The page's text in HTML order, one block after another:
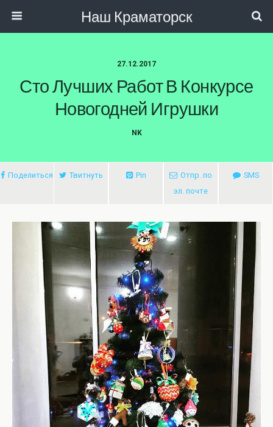
Наш Краматорск
27.12.2017
Сто Лучших Работ В Конкурсе
Новогодней Игрушки
NK
Поделиться Твитнуть Pin
Отпр. по
эл. почте
SMS